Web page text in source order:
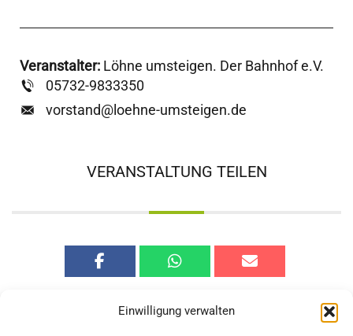
Einwilligung verwalten
Veranstalter: Löhne umsteigen. Der Bahnhof e.V.
05732-9833350
vorstand@loehne-umsteigen.de
VERANSTALTUNG TEILEN